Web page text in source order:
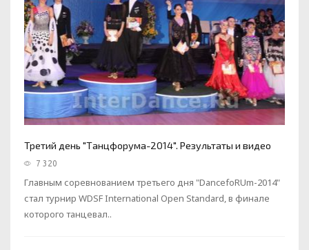
Третий день "Танцфорума-2014". Результаты и видео
7 320
Главным соревнованием третьего дня "DancefoRUm-2014"
стал турнир WDSF International Open Standard, в финале
которого танцевал..